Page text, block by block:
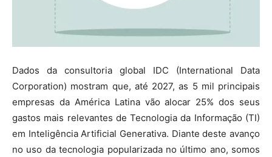
Dados da consultoria global IDC (International Data
Corporation) mostram que, até 2027, as 5 mil principais
empresas da América Latina vão alocar 25% dos seus
gastos mais relevantes de Tecnologia da Informação (TI)
em Inteligência Artificial Generativa. Diante deste avanço
no uso da tecnologia popularizada no último ano, somos